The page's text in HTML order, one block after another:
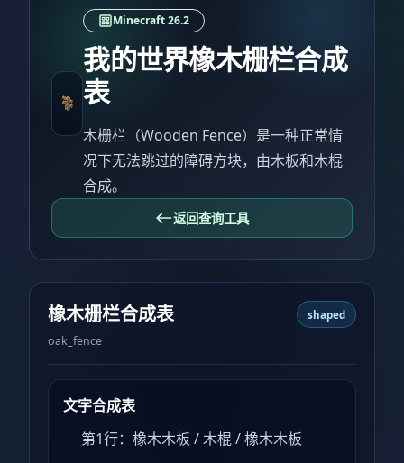
Minecraft 26.2
我的世界橡木栅栏合成
表
木栅栏（Wooden Fence）是一种正常情
况下无法跳过的障碍方块，由木板和木棍
合成。
返回查询工具
橡木栅栏合成表
oak_fence
shaped
文字合成表
第1行：橡木木板 / 木棍 / 橡木木板